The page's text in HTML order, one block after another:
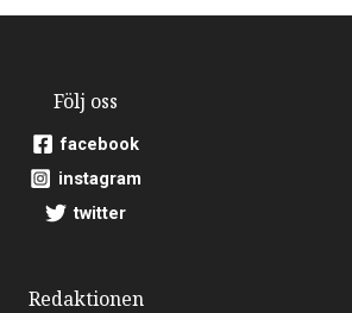
Följ oss
facebook
instagram
twitter
Redaktionen